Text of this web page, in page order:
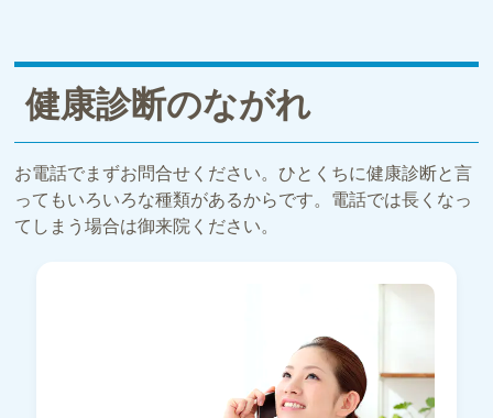
健康診断のながれ
お電話でまずお問合せください。ひとくちに健康診断と言
ってもいろいろな種類があるからです。電話では長くなっ
てしまう場合は御来院ください。